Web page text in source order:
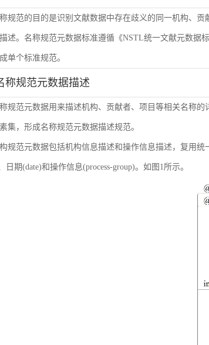
规范的目的是识别文献数据中存在歧义的同一机构、
述。名称规范元数据标准遵循《NSTL统一文献元数据
单个标准规范。
称规范元数据描述
规范元数据用来描述机构、贡献者、项目等相关名称
集，形成名称规范元数据描述规范。
规范元数据包括机构信息描述和操作信息描述，复用统
日期(date)和操作信息(process-group)。如图1所示。